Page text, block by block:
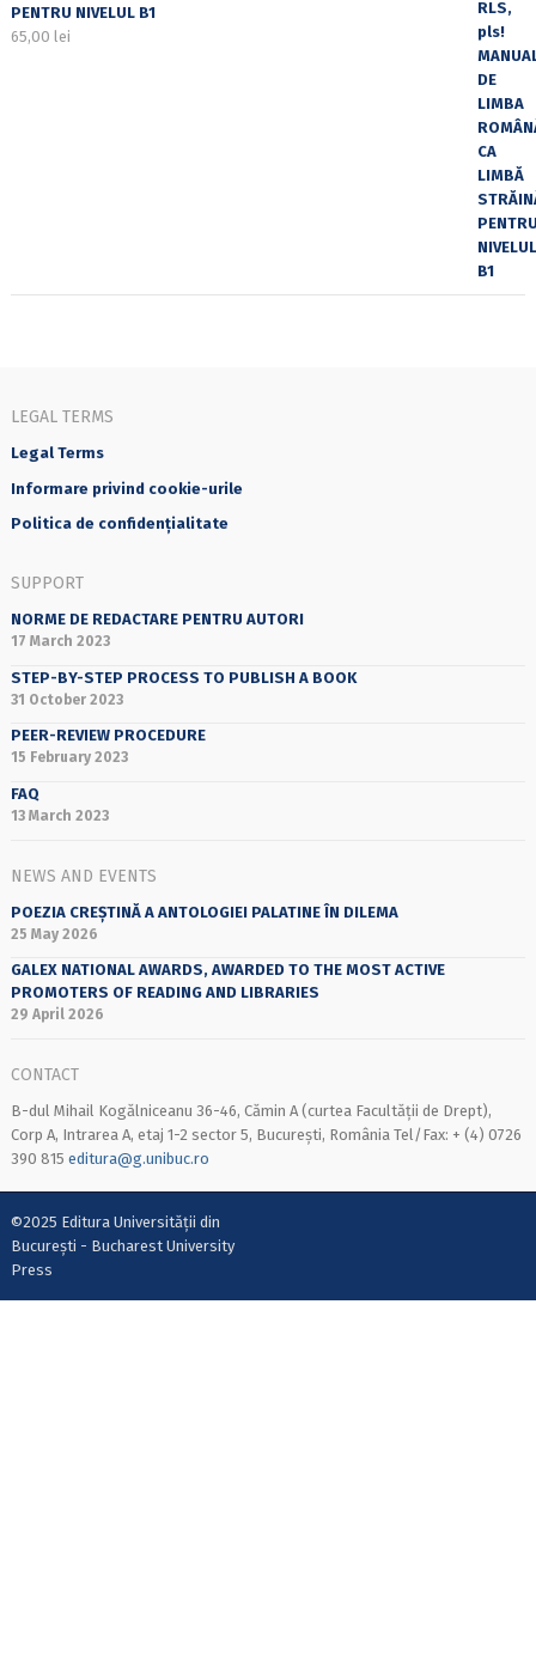
PENTRU NIVELUL B1
65,00 lei
LEGAL TERMS
Legal Terms
Informare privind cookie-urile
Politica de confidențialitate
SUPPORT
NORME DE REDACTARE PENTRU AUTORI
17 March 2023
STEP-BY-STEP PROCESS TO PUBLISH A BOOK
31 October 2023
PEER-REVIEW PROCEDURE
15 February 2023
FAQ
13 March 2023
NEWS AND EVENTS
POEZIA CREȘTINĂ A ANTOLOGIEI PALATINE ÎN DILEMA
25 May 2026
GALEX NATIONAL AWARDS, AWARDED TO THE MOST ACTIVE
PROMOTERS OF READING AND LIBRARIES
29 April 2026
CONTACT
B-dul Mihail Kogălniceanu 36-46, Cămin A (curtea Facultății de Drept),
Corp A, Intrarea A, etaj 1-2 sector 5, București, România Tel/Fax: + (4) 0726
390 815 editura@g.unibuc.ro
©2025 Editura Universității din
București - Bucharest University
Press